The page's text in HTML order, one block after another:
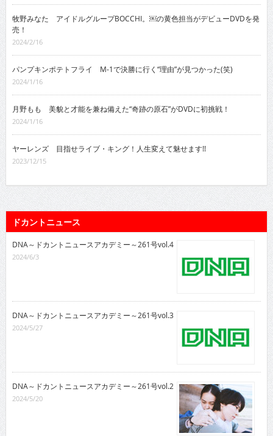
牧野みなた アイドルグループBOCCHI。￼の黄色担当がデビューDVDを発
売！
2024/2/16
パンプキンポテトフライ M-1で決勝に行く“理由”が見つかった(笑)
2024/1/16
月野もも 美貌と才能を兼ね備えた“奇跡の原石”がDVDに初挑戦！
2024/1/16
ヤーレンズ 目指せライブ・キング！人生変えて魅せます!!
2023/12/15
ドカントニュース
DNA～ドカントニュースアカデミー～261号vol.4
2024/6/3
DNA～ドカントニュースアカデミー～261号vol.3
2024/5/27
DNA～ドカントニュースアカデミー～261号vol.2
2024/5/20